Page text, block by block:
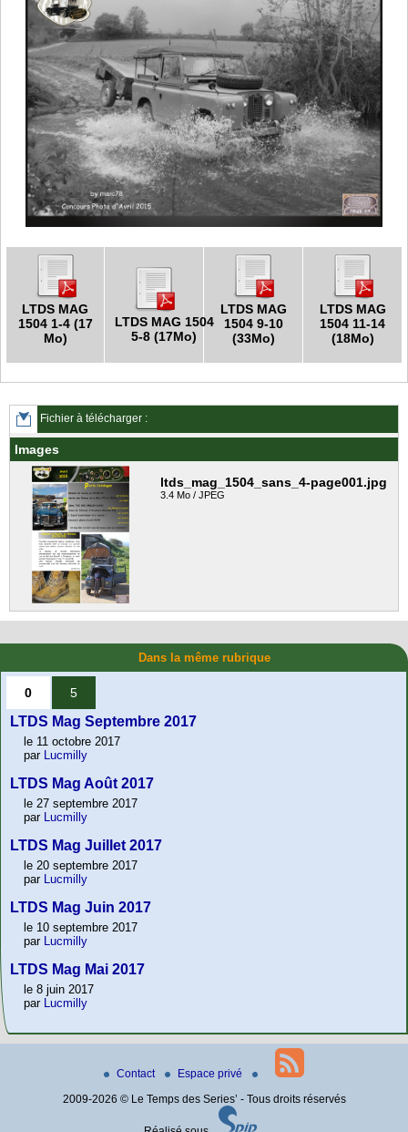
LTDS MAG
1504 1-4 (17
Mo)
LTDS MAG 1504
5-8 (17Mo)
LTDS MAG
1504 9-10
(33Mo)
LTDS MAG
1504 11-14
(18Mo)
Fichier à télécharger :
Images
ltds_mag_1504_sans_4-page001.jpg
3.4 Mo / JPEG
Dans la même rubrique
0 5
LTDS Mag Septembre 2017
le 11 octobre 2017
par
Lucmilly
LTDS Mag Août 2017
le 27 septembre 2017
par
Lucmilly
LTDS Mag Juillet 2017
le 20 septembre 2017
par
Lucmilly
LTDS Mag Juin 2017
le 10 septembre 2017
par
Lucmilly
LTDS Mag Mai 2017
le 8 juin 2017
par
Lucmilly
Contact
Espace privé
2009-2026 © Le Temps des Series’ - Tous droits réservés